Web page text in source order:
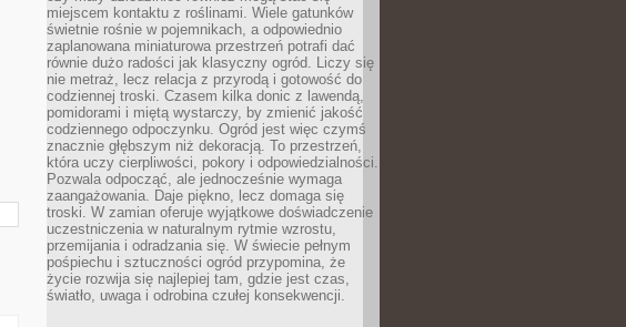
miejscem kontaktu z roślinami. Wiele gatunków
świetnie rośnie w pojemnikach, a odpowiednio
zaplanowana miniaturowa przestrzeń potrafi dać
równie dużo radości jak klasyczny ogród. Liczy się
nie metraż, lecz relacja z przyrodą i gotowość do
codziennej troski. Czasem kilka donic z lawendą,
pomidorami i miętą wystarczy, by zmienić jakość
codziennego odpoczynku. Ogród jest więc czymś
znacznie głębszym niż dekoracją. To przestrzeń,
która uczy cierpliwości, pokory i odpowiedzialności.
Pozwala odpocząć, ale jednocześnie wymaga
zaangażowania. Daje piękno, lecz domaga się
troski. W zamian oferuje wyjątkowe doświadczenie
uczestniczenia w naturalnym rytmie wzrostu,
przemijania i odradzania się. W świecie pełnym
pośpiechu i sztuczności ogród przypomina, że
życie rozwija się najlepiej tam, gdzie jest czas,
światło, uwaga i odrobina czułej konsekwencji.